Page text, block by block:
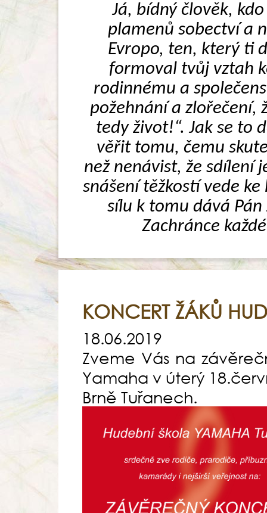
Já, bídný člověk,
plamenů sobectví a
Evropo, ten, který ti
formoval tvůj vztah
rodinnému a
požehnání a zlořečení,
tedy život!“. Jak se to
věřit tomu, čemu
než nenávist, že sdílení
snášení těžkostí vede
sílu k tomu dává Pán
Zachránce
KONCERT ŽÁKŮ
18.06.2019
Zveme Vás na
Yamaha v úterý
Brně Tuřanech.